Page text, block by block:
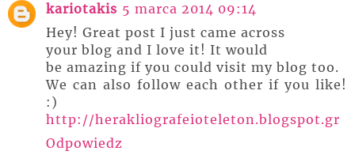
kariotakis 5 marca 2014 09:14
Hey! Great post I just came across
your blog and I love it! It would
be amazing if you could visit my blog too.
We can also follow each other if you like!
:)
http://herakliografeioteleton.blogspot.gr
Odpowiedz